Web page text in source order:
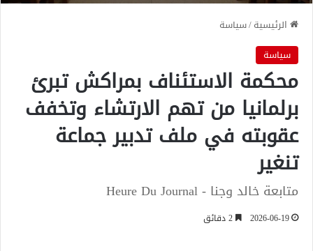
الرئيسية/سياسة
سياسة
محكمة الاستئناف بمراكش تبرئ
برلمانيا من تهم الارتشاء وتخفف
عقوبته في ملف تدبير جماعة
تنغير
متابعة خالد وجنا - Heure Du Journal
2026-06-19